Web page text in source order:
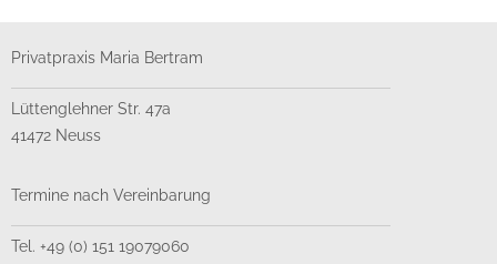
Privatpraxis Maria Bertram
Lüttenglehner Str. 47a
41472 Neuss
Termine nach Vereinbarung
Tel. +49 (0) 151 19079060